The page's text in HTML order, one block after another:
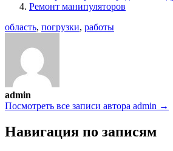
Ремонт манипуляторов
область, погрузки, работы
admin
Посмотреть все записи автора admin →
Навигация по записям